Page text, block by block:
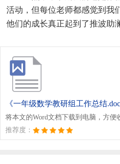
活动，但每位老师都感觉到我
他们的成长真正起到了推波助
《一年级数学教研组工作总结.doc
将本文的Word文档下载到电脑，方便
推荐度：